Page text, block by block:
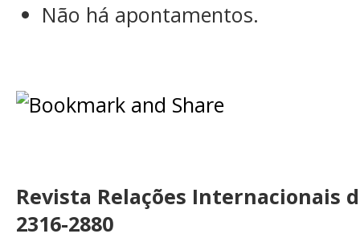
Não há apontamentos.
Revista Relações Internacionais
2316-2880